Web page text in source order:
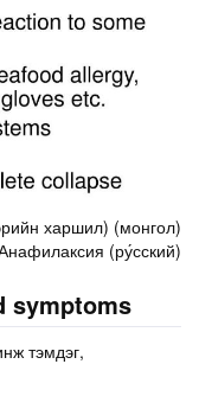
харшил) (монгол)
(ру́сский)
symptoms
тэмдэг,